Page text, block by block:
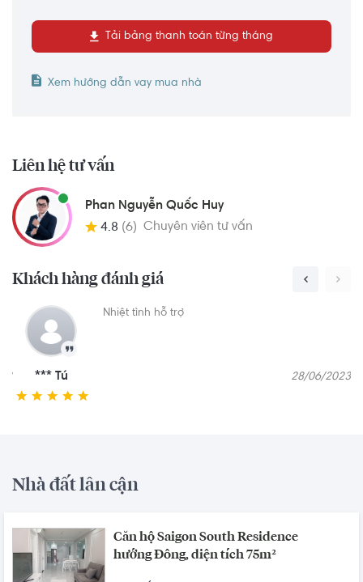
Tải bảng thanh toán từng tháng
Xem hướng dẫn vay mua nhà
Liên hệ tư vấn
Phan Nguyễn Quốc Huy
4.8 (6) Chuyên viên tư vấn
Khách hàng đánh giá
Nhân viên Quốc Huy rất nhiệt tình và tư vấn sản
phẩm trung thực hợp với quy tài chính của
khách hàng
*** Tú
Nhà đất lân cận
Căn hộ Saigon South Residence
hướng Đông, diện tích 75m²